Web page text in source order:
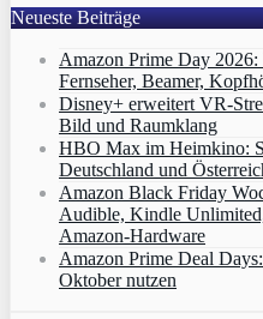
Neueste Beiträge
Amazon Prime Day
Fernseher, Beamer,
Disney+ erweitert
Bild und Raumklang
HBO Max im Heimkino:
Deutschland und
Amazon Black Friday
Audible, Kindle
Amazon‑Hardware
Amazon Prime Deal
Oktober nutzen